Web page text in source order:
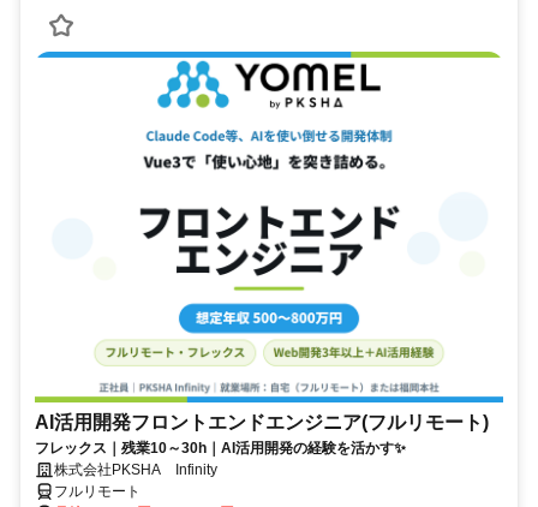
AI活用開発フロントエンドエンジニア(フルリモート)
フレックス｜残業10～30h｜AI活用開発の経験を活かす✨
株式会社PKSHA Infinity
フルリモート